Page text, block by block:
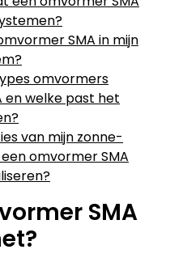
SMA in mijn
omvormers
en welke past het
van mijn zonne-
omvormer SMA
SMA